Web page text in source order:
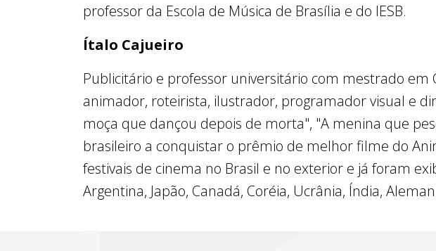
professor da Escola de Música de Brasília e do IESB.
Ítalo Cajueiro
Publicitário e professor universitário com mestrado em
animador, roteirista, ilustrador, programador visual e
moça que dançou depois de morta", "A menina que
brasileiro a conquistar o prêmio de melhor filme do
festivais de cinema no Brasil e no exterior e já foram
Argentina, Japão, Canadá, Coréia, Ucrânia, Índia,